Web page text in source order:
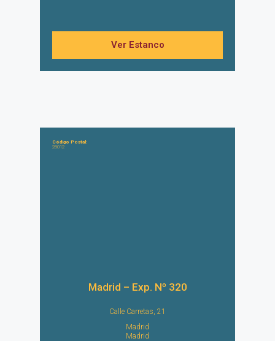
Ver Estanco
Código Postal:
28012
Madrid – Exp. Nº 320
Calle Carretas, 21
Madrid
Madrid